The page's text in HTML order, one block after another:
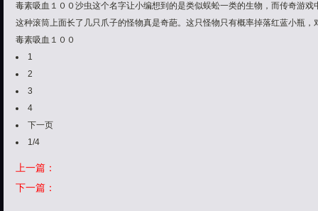
毒素吸血１００沙虫这个名字让小编想到的是类似蜈蚣一类的生物，而传奇游
这种滚筒上面长了几只爪子的怪物真是奇葩。这只怪物只有概率掉落红蓝小瓶
毒素吸血１００
1
2
3
4
下一页
1/4
上一篇：
下一篇：